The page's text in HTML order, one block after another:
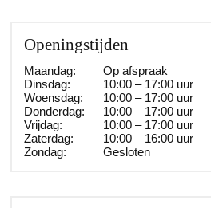
Openingstijden
Maandag:
Op afspraak
Dinsdag:
10:00 – 17:00 uur
Woensdag:
10:00 – 17:00 uur
Donderdag:
10:00 – 17:00 uur
Vrijdag:
10:00 – 17:00 uur
Zaterdag:
10:00 – 16:00 uur
Zondag:
Gesloten